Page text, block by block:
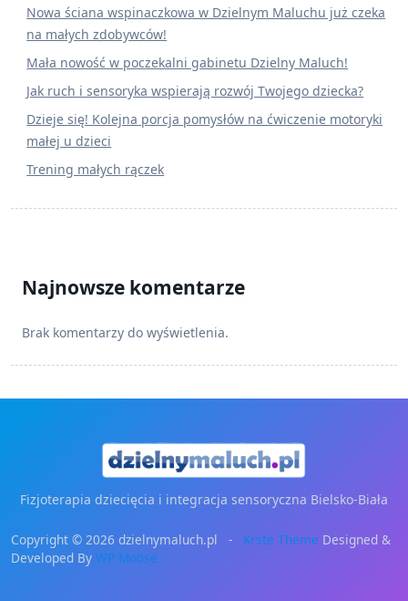
Nowa ściana wspinaczkowa w Dzielnym Maluchu już czeka
na małych zdobywców!
Mała nowość w poczekalni gabinetu Dzielny Maluch!
Jak ruch i sensoryka wspierają rozwój Twojego dziecka?
Dzieje się! Kolejna porcja pomysłów na ćwiczenie motoryki
małej u dzieci
Trening małych rączek
Najnowsze komentarze
Brak komentarzy do wyświetlenia.
Fizjoterapia dziecięcia i integracja sensoryczna Bielsko-Biała
Copyright © 2026 dzielnymaluch.pl - Krste Theme Designed &
Developed By WP Moose